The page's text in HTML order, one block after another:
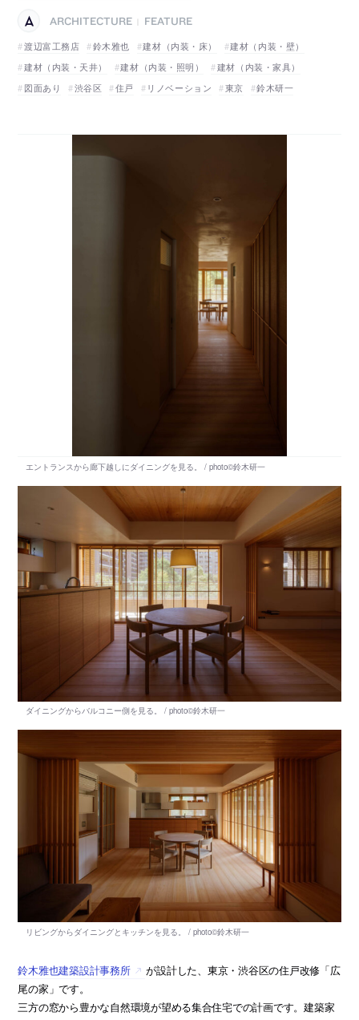
ARCHITECTURE
FEATURE
渡辺富工務店
鈴木雅也 建材（内装・床）
建材（内装・壁）
建材（内装・天井）
建材（内装・照明）
建材（内装・家具）
図面あり
渋谷区 住戸 リノベーション 東京 鈴木研一
鈴木雅也建築設計事務所
が設計した、東京・渋谷区の住戸改修「広
尾の家」です。
三方の窓から豊かな自然環境が望める集合住宅での計画です。建築家